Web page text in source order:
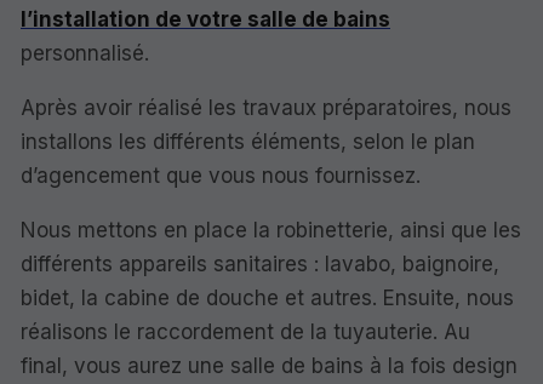
l’installation de votre salle de bains
personnalisé.
Après avoir réalisé les travaux préparatoires, nous
installons les différents éléments, selon le plan
d’agencement que vous nous fournissez.
Nous mettons en place la robinetterie, ainsi que les
différents appareils sanitaires : lavabo, baignoire,
bidet, la cabine de douche et autres. Ensuite, nous
réalisons le raccordement de la tuyauterie. Au
final, vous aurez une salle de bains à la fois design